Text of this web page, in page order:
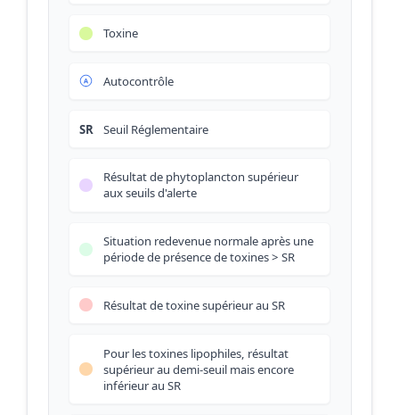
Toxine
Autocontrôle
SR Seuil Réglementaire
Résultat de phytoplancton supérieur
aux seuils d'alerte
Situation redevenue normale après une
période de présence de toxines > SR
Résultat de toxine supérieur au SR
Pour les toxines lipophiles, résultat
supérieur au demi-seuil mais encore
inférieur au SR